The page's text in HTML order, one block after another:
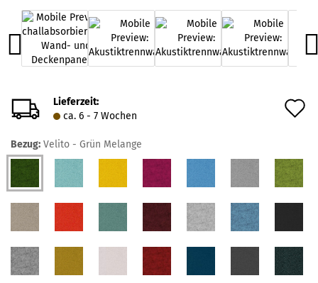
Lieferzeit:
ca. 6 - 7 Wochen
Bezug: Velito - Grün Melange